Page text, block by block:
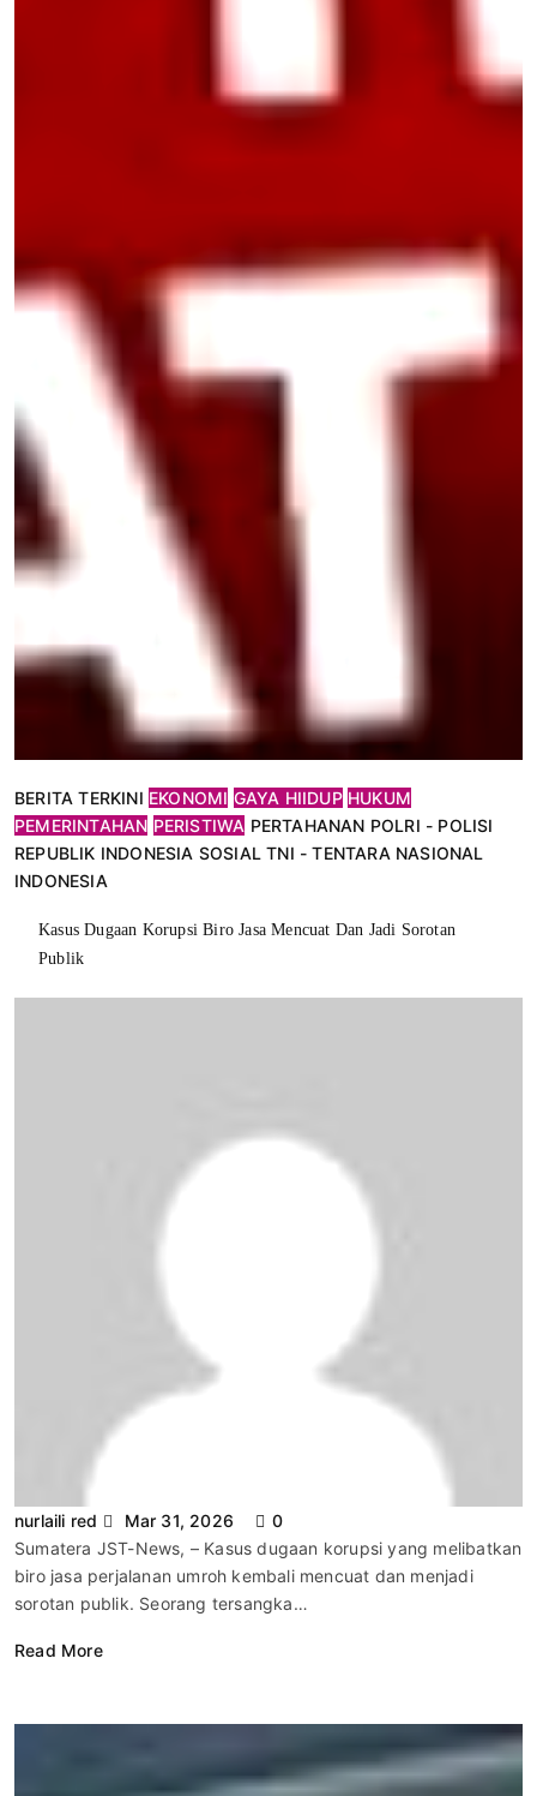
BERITA TERKINI EKONOMI GAYA HIIDUP HUKUM
PEMERINTAHAN PERISTIWA PERTAHANAN POLRI - POLISI
REPUBLIK INDONESIA SOSIAL TNI - TENTARA NASIONAL
INDONESIA
Kasus Dugaan Korupsi Biro Jasa Mencuat Dan Jadi Sorotan
Publik
nurlaili red Mar 31, 2026
0
Sumatera JST-News, – Kasus dugaan korupsi yang melibatkan
biro jasa perjalanan umroh kembali mencuat dan menjadi
sorotan publik. Seorang tersangka…
Read More